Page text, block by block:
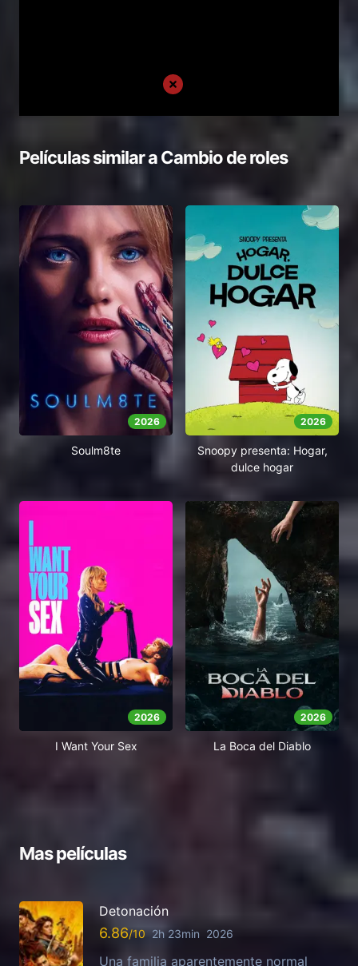
Películas similar aCambio de roles
2026
Soulm8te
2026
Snoopy presenta: Hogar,
dulce hogar
2026
I Want Your Sex
2026
La Boca del Diablo
Mas películas
Detonación
6.86 2h 23min 2026
Una familia aparentemente normal